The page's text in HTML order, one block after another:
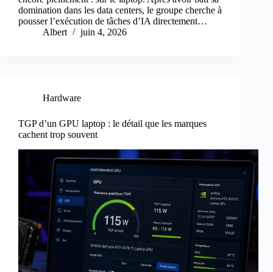
domination dans les data centers, le groupe cherche à
pousser l’exécution de tâches d’IA directement…
Albert
juin 4, 2026
Hardware
TGP d’un GPU laptop : le détail que les marques
cachent trop souvent